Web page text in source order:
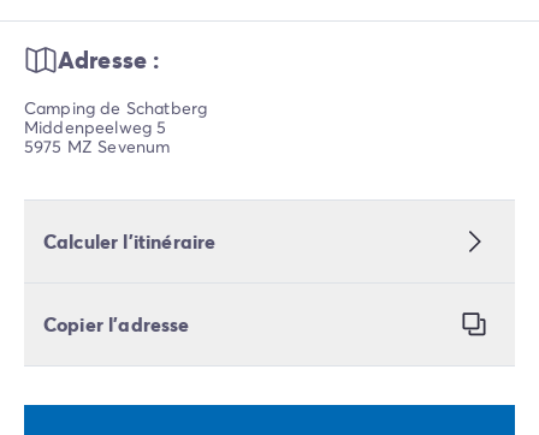
Adresse :
Camping de Schatberg
Middenpeelweg 5
5975 MZ Sevenum
Calculer l’itinéraire
Copier l’adresse